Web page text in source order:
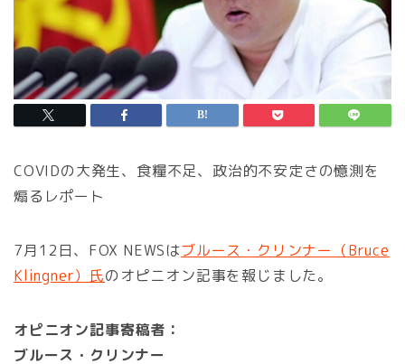
COVIDの大発生、食糧不足、政治的不安定さの憶測を
煽るレポート
7月12日、FOX NEWSはブルース・クリンナー（Bruce
Klingner）氏のオピニオン記事を報じました。
オピニオン記事寄稿者：
ブルース・クリンナー